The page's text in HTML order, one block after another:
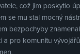
což jim poskytlo
se mu stal mocný
bezpochyby
pro komunitu